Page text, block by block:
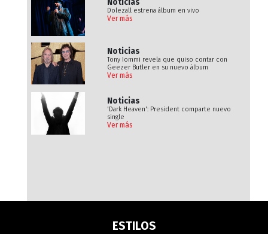
Noticias
Dolezall estrena álbum en vivo
Ver más
Noticias
Tony Iommi revela que quiso contar con
Geezer Butler en su nuevo álbum
Ver más
Noticias
'Dark Heaven': President comparte nuevo
single
Ver más
ESTILOS